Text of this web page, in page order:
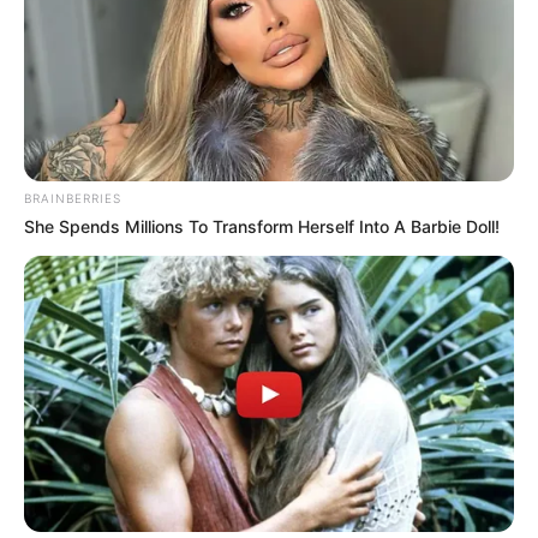
több mint 2,2 millió embert érinthet. A legnagyobb
dobás egy új, úgynevezett nyugdíjas
BRAINBERRIES
She Spends Millions To Transform Herself Into A Barbie Doll!